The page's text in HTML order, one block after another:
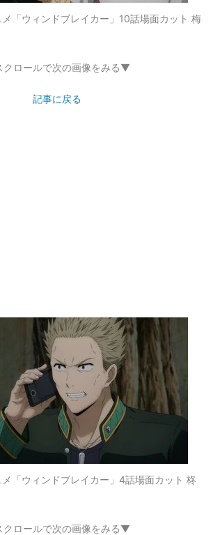
メ「ウィンドブレイカー」10話場面カット 梅
ロールで次の画像をみる▼
記事に戻る
メ「ウィンドブレイカー」4話場面カット 柊
ロールで次の画像をみる▼